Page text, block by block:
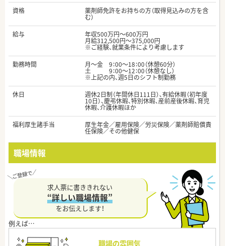
資格
薬剤師免許をお持ちの方（取得見込みの方を含
む）
給与
年収500万円～600万円
月給312,500円～375,000円
※ご経験、就業条件により考慮します
勤務時間
月～金 9：00～18：00（休憩60分）
土 9：00～12：00（休憩なし）
※上記の内、週5日のシフト制勤務
休日
週休2日制（年間休日111日）、有給休暇（初年度
10日）、慶弔休暇、特別休暇、産前産後休暇、育児
休暇、介護休暇ほか
福利厚生諸手当
厚生年金／雇用保険／労災保険／薬剤師賠償責
任保険／その他健保
職場情報
求人票に書ききれない
“詳しい職場情報”
をお伝えします！
職場の雰囲気